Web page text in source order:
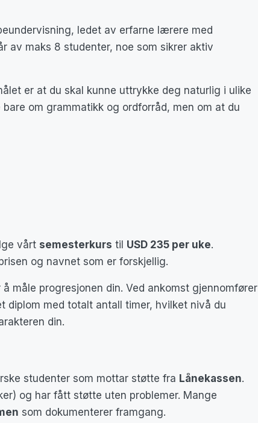
ledet av erfarne lærere med
av maks 8 studenter, noe som sikrer aktiv
er at du skal kunne uttrykke deg naturlig i ulike
om grammatikk og ordforråd, men om at du
vårt semesterkurs til USD 235 per uke.
og navnet som er forskjellig.
måle progresjonen din. Ved ankomst gjennomfører
diplom med totalt antall timer, hvilket nivå du
din.
studenter som mottar støtte fra Lånekassen.
og har fått støtte uten problemer. Mange
som dokumenterer framgang.